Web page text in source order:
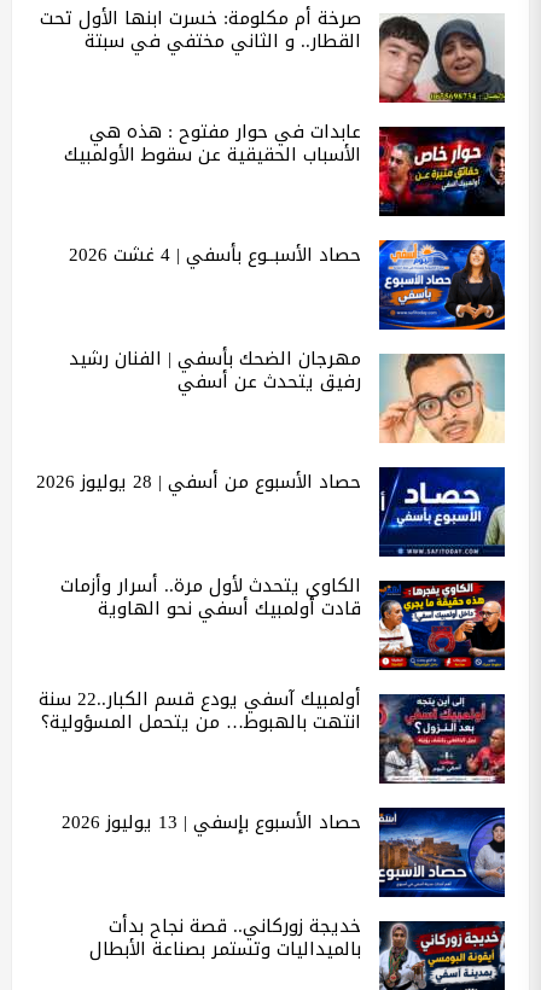
صرخة أم مكلومة: خسرت ابنها الأول تحت
القطار.. و الثاني مختفي في سبتة
عابدات في حوار مفتوح : هذه هي
الأسباب الحقيقية عن سقوط الأولمبيك
حصاد الأسبــوع بأسفي | 4 غشت 2026
مهرجان الضحك بأسفي | الفنان رشيد
رفيق يتحدث عن أسفي
حصاد الأسبوع من أسفي | 28 يوليوز 2026
الكاوي يتحدث لأول مرة.. أسرار وأزمات
قادت أولمبيك أسفي نحو الهاوية
أولمبيك آسفي يودع قسم الكبار..22 سنة
انتهت بالهبوط… من يتحمل المسؤولية؟
حصاد الأسبوع بإسفي | 13 يوليوز 2026
خديجة زوركاني.. قصة نجاح بدأت
بالميداليات وتستمر بصناعة الأبطال